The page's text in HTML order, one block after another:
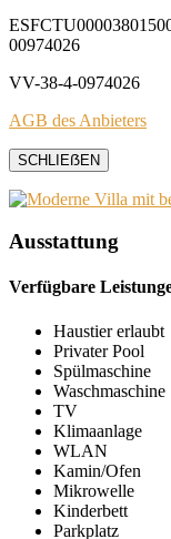
00974026
VV-38-4-0974026
AGB des Anbieters
SCHLIEẞEN
Ausstattung
Verfügbare
Haustier erlaubt
Privater Pool
Spülmaschine
Waschmaschine
TV
Klimaanlage
WLAN
Kamin/Ofen
Mikrowelle
Kinderbett
Parkplatz